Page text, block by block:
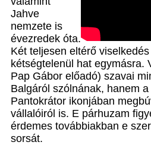
Jahve
nemzete is
évezredek óta.
Két teljesen eltérő
kétségtelenül hat egymásra.
Pap Gábor előadó) szavai
Balgáról szólnának, hanem
Pantokrátor ikonjában
vállalóiról is. E párhuzam
érdemes továbbiakban e
sorsát.